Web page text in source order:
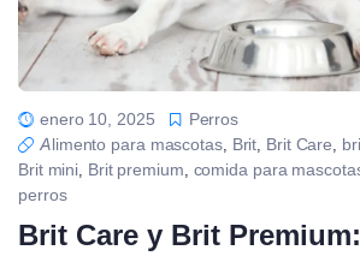
enero 10, 2025
Perros
Alimento para mascotas, Brit Brit Care
Brit mini Brit premium comida para
perros
Brit Care y Brit Premium: